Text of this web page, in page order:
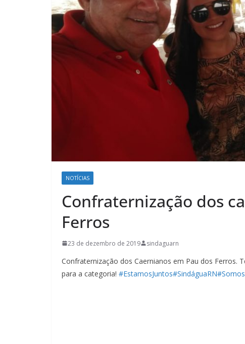
NOTÍCIAS
Confraternização dos
Ferros
23 de dezembro de 2019 sindaguarn
Confraternização dos Caernianos em Pau dos Ferros.
para a categoria! #EstamosJuntos#SindáguaRN